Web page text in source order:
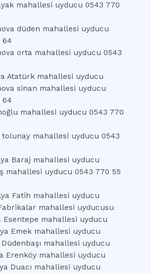
mahallesi uyducu 0543 770
düden mahallesi uyducu
64
orta mahallesi uyducu 0543
Atatürk mahallesi uyducu
sinan mahallesi uyducu
64
mahallesi uyducu 0543 770
tolunay mahallesi uyducu 0543
Baraj mahallesi uyducu
mahallesi uyducu 0543 770 55
Fatih mahallesi uyducu
mahallesi uyducusu
Esentepe mahallesi uyducu
Emek mahallesi uyducu
mahallesi uyducu
Erenköy mahallesi uyducu
Duacı mahallesi uyducu